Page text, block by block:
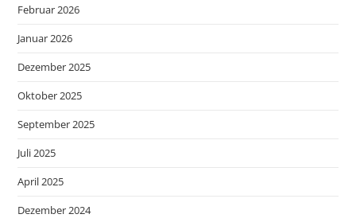
Februar 2026
Januar 2026
Dezember 2025
Oktober 2025
September 2025
Juli 2025
April 2025
Dezember 2024